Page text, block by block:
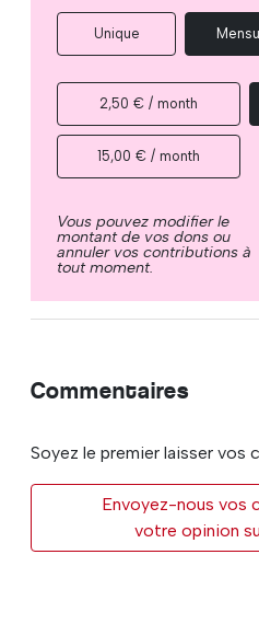
Unique
2,50 € / month
15,00 € / month
Vous pouvez modifier le
montant de vos dons ou
annuler vos contributions à
tout moment.
Commentaires
Soyez le premier laisser vos
Envoyez-nous vos
votre opinion